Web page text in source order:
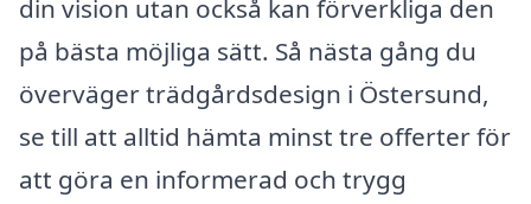
din vision utan också kan förverkliga den
på bästa möjliga sätt. Så nästa gång du
överväger trädgårdsdesign i Östersund,
se till att alltid hämta minst tre offerter för
att göra en informerad och trygg